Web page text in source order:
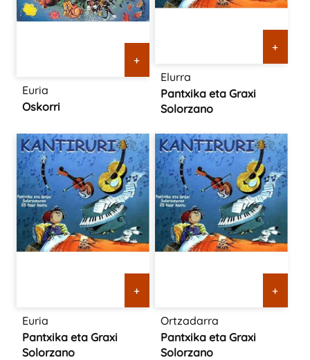
+
Euria
Oskorri
+
Elurra
Pantxika eta Graxi
Solorzano
+
Euria
Pantxika eta Graxi
Solorzano
+
Ortzadarra
Pantxika eta Graxi
Solorzano